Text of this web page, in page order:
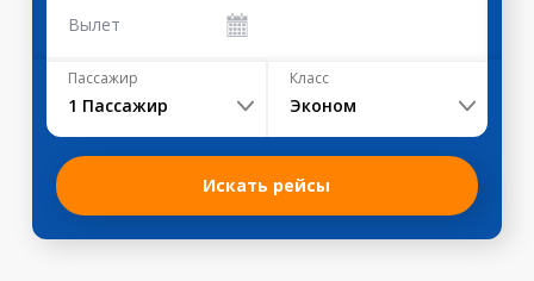
Вылет
Пассажир
1 Пассажир
Класс
Эконом
Искать рейсы